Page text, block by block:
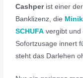
Cashperist einer
Banklizenz, die
SCHUFA vergibt und
Sofortzusage innert
steht das Darlehen